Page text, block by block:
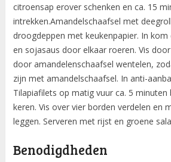
citroensap erover schenken en ca. 15
intrekken.Amandelschaafsel met
droogdeppen met keukenpapier. In
en sojasaus door elkaar roeren. Vis
door amandelenschaafsel wentelen,
zijn met amandelschaafsel. In anti-
Tilapiafilets op matig vuur ca. 5 minuten
keren. Vis over vier borden verdelen en
leggen. Serveren met rijst en groene
Benodigdheden